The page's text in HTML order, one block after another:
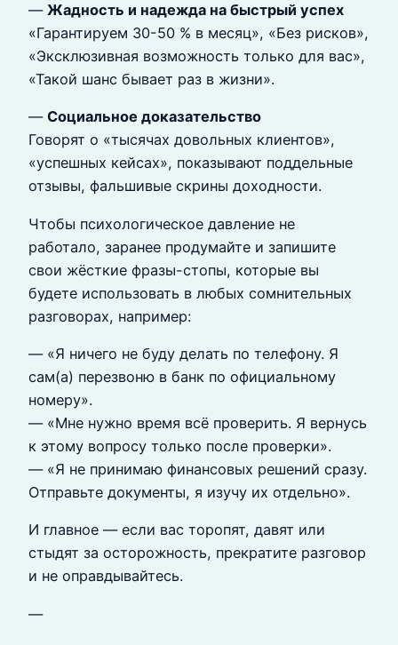
— Жадность и надежда на быстрый успех
«Гарантируем 30-50 % в месяц», «Без рисков»,
«Эксклюзивная возможность только для вас»,
«Такой шанс бывает раз в жизни».
— Социальное доказательство
Говорят о «тысячах довольных клиентов»,
«успешных кейсах», показывают поддельные
отзывы, фальшивые скрины доходности.
Чтобы психологическое давление не
работало, заранее продумайте и запишите
свои жёсткие фразы-стопы, которые вы
будете использовать в любых сомнительных
разговорах, например:
— «Я ничего не буду делать по телефону. Я
сам(а) перезвоню в банк по официальному
номеру».
— «Мне нужно время всё проверить. Я вернусь
к этому вопросу только после проверки».
— «Я не принимаю финансовых решений сразу.
Отправьте документы, я изучу их отдельно».
И главное — если вас торопят, давят или
стыдят за осторожность, прекратите разговор
и не оправдывайтесь.
—